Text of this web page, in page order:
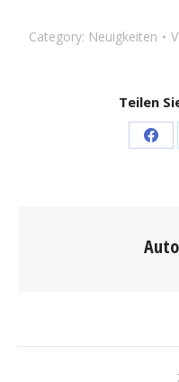
Category: Neuigkeiten
Teilen